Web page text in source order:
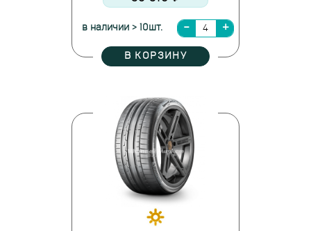
в наличии > 10шт.
В КОРЗИНУ